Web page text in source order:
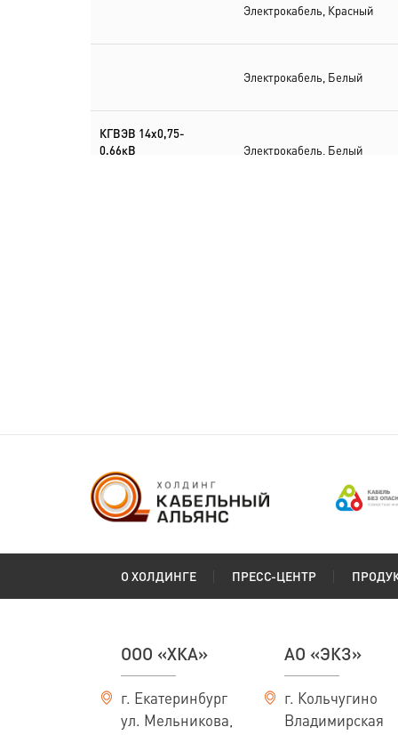
Электрокабель, Красный
Электрокабель, Белый
КГВЭВ 14х0,75-
0,66кВ
Электрокабель, Белый
О ХОЛДИНГЕ ПРЕСС-ЦЕНТР
ООО «ХКА»
г. Екатеринбург
ул. Мельникова,
АО «ЭКЗ»
г. Кольчугино
Владимирская